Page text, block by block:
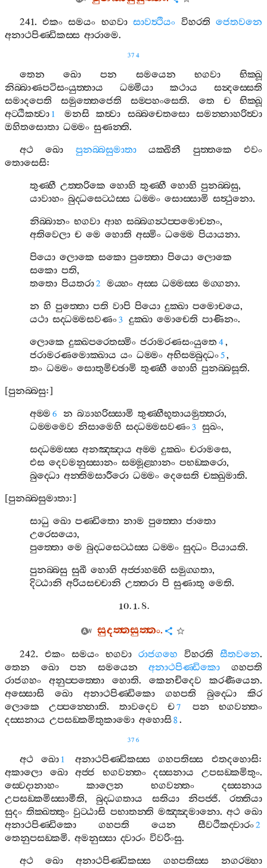
241.එකං සමයං භගවා සාවත්‍ථියං විහරති ජෙතවනෙ
අනාථපිණ‍්ඩිකස‍්ස ආරාමෙ.
374
තෙන ඛො පන සමයෙන භගවා
භික‍්ඛූ
නිබ‍්බාණපටිසංයුත‍්තාය
ධම‍්මියා කථාය
සන්‍දස‍්සෙති
සමාදපෙති
සමුත‍්තෙජෙති සම‍්පහංසෙති. තෙ ච
භික‍්ඛූ
අට‍්ඨිකත්‍වා 1 මනසි කත්‍වා සබ‍්බචෙතසො
සමන‍්නාහරිත්‍වා
ඔහිතසොතා ධම‍්මං සුණන‍්ති.
අථ
ඛො පුනබ‍්බසුමාතා යක‍්ඛිනී පුත‍්තකෙ
එවං
තොසෙසි:
තුණ‍්හී උත‍්තරිකෙ හොහි තුණ‍්හී හොහි පුනබ‍්බසු,
යාවාහං බුද‍්ධසෙට‍්ඨස‍්ස ධම‍්මං සොස‍්සාමි සත්‍ථුනො.
නිබ‍්බානං භගවා ආහ සබ‍්බගන්‍ථප‍්පමොචනං,
අතිවෙලා ච මෙ හොති අස‍්මිං ධම‍්මෙ පියායනා.
පියො ලොකෙ සකො පුත‍්තො පියො ලොකෙ
සකො පති,
තතො පියතරා2 මය‍්හං අස‍්ස ධම‍්මස‍්ස මග‍්ගනා.
න හි පුත‍්තො පති වාපි පියො දුක‍්ඛා පමොචයෙ,
යථා සද‍්ධම‍්මසවණං3 දුක‍්ඛා මොචෙති පාණිනං.
ලොකෙ දුක‍්ඛපරෙතස‍්මිං ජරාමරණසංයුතෙ 4,
ජරාමරණමොක‍්ඛාය යං ධම‍්මං අභිසම‍්බුද‍්ධං5,
තං ධම‍්මං සොතුමිච‍්ඡාමි තුණ‍්හී හොහි පුනබ‍්බසූති.
[පුනබ‍්බසු:]
අම‍්ම 6 න බ්‍යාහරිස‍්සාමි තුණ‍්හීභූතායමුත‍්තරා,
ධම‍්මමෙව නිසාමෙහි සද‍්ධම‍්මසවණං3 සුඛං,
සද‍්ධම‍්මස‍්ස අනඤ‍්ඤාය අම‍්ම දුක‍්ඛං චරාමසෙ,
එස දෙවමනුස‍්සානං සම‍්මූළ‍්හානං පභඞ‍්කරො,
බුද‍්ධො අන‍්තිමසාරීරො ධම‍්මං දෙසෙති චක‍්ඛුමාති.
[පුනබ‍්බසුමාතා:]
සාධු ඛො පණ‍්ඩිතො නාම පුත‍්තො ජාතො
උරෙසයො,
පුත‍්තො මෙ බුද‍්ධසෙට‍්ඨස‍්ස ධම‍්මං සුද‍්ධං පියායති.
පුනබ‍්බසු සුඛී හොහි අජ‍්ජාහම‍්හි සමුග‍්ගතා,
දිට‍්ඨානි අරියසච‍්චානි උත‍්තරා පි සුණාතු මෙති.
10. 1. 8.
සුදත‍්තසුත‍්තං.
242. එකං සමයං භගවා රාජගහෙ විහරති සීතවනෙ.
තෙන
ඛො පන සමයෙන අනාථපිණ‍්ඩිකො
ගහපති
රාජගහං
අනුප‍්පත‍්තො හොති. කෙනචිදෙව කරණීයෙන.
අස‍්සොසි
ඛො අනාථපිණ‍්ඩිකො ගහපති බුද‍්ධො
කිර
ලොකෙ
උප‍්පන‍්නොති. තාවදෙව ච7 පන
භගවන‍්තං
දස‍්සනාය උපසඞ‍්කමිතුකාමො අහොසි8.
376
අථ ඛො 1 අනාථපිණ‍්ඩිකස‍්ස ගහපතිස‍්ස එතදහොසි:
අකාලො
ඛො අජ‍්ජ භගවන‍්තං දස‍්සනාය උපසඞ‍්කමිතුං.
ස‍්වෙදානාහං
කාලෙන භගවන‍්තං
දස‍්සනාය
උපසඞ‍්කමිස‍්සාමීති,බුද‍්ධගතාය සතියා නිපජ‍්ජි. රත‍්තියා
සුදං තික‍්ඛත‍්තුං වුට‍්ඨාසි පභාතන‍්ති මඤ‍්ඤමානො. අථ ඛො
අනාථපිණ‍්ඩිකො
ගහපති යෙන සීවථිකද‍්වාරං2
තෙනුපසඞ‍්කමි. අමනුස‍්සා ද‍්වාරං විවරිංසු.
අථ
ඛො අනාථපිණ‍්ඩිකස‍්ස ගහපතිස‍්ස
නගරම‍්හා